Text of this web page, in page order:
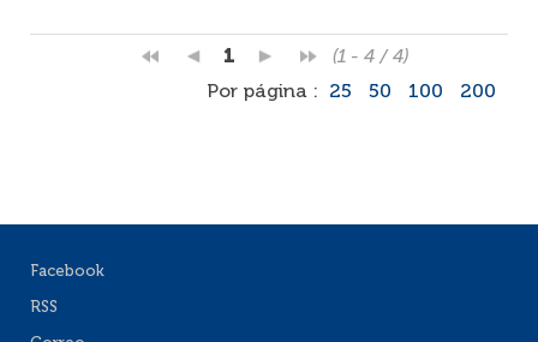
1
(1 - 4 / 4)
Por página :
25 50 100 200
Facebook
RSS